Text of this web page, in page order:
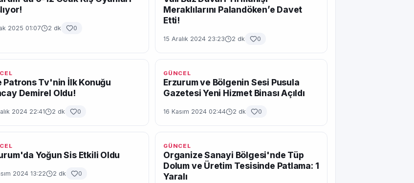
2025 01:07 2 dk 0
Meraklılarını Palandöken’e Davet
Etti!
15 Aralık 2024 23:23 2 dk 0
Patrons Tv'nin İlk Konuğu
Demirel Oldu!
2024 22:41 2 dk 0
GÜNCEL
Erzurum ve Bölgenin Sesi Pusula
Gazetesi Yeni Hizmet Binası Açıldı
16 Kasım 2024 02:44 2 dk 0
Yoğun Sis Etkili Oldu
2024 13:22 2 dk 0
GÜNCEL
Organize Sanayi Bölgesi'nde Tüp
Dolum ve Üretim Tesisinde Patlama: 1
Yaralı